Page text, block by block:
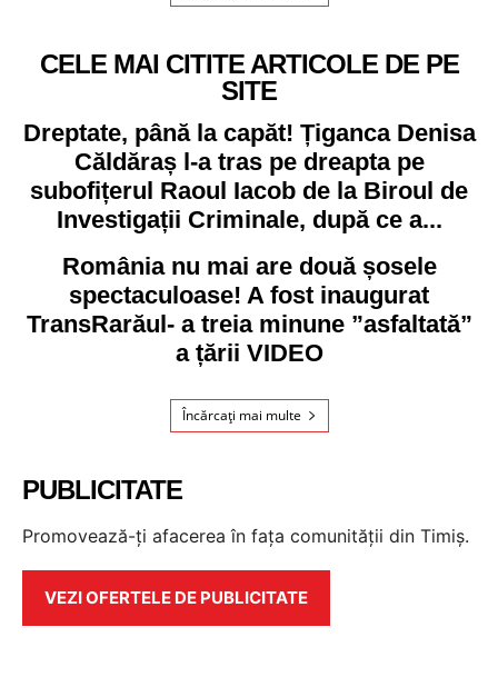
CELE MAI CITITE ARTICOLE DE PE
SITE
Dreptate, până la capăt! Țiganca Denisa
Căldăraș l-a tras pe dreapta pe
subofițerul Raoul Iacob de la Biroul de
Investigații Criminale, după ce a...
România nu mai are două șosele
spectaculoase! A fost inaugurat
TransRarăul- a treia minune ”asfaltată”
a țării VIDEO
Încărcați mai multe
PUBLICITATE
Promovează-ți afacerea în fața comunității din Timiș.
VEZI OFERTELE DE PUBLICITATE